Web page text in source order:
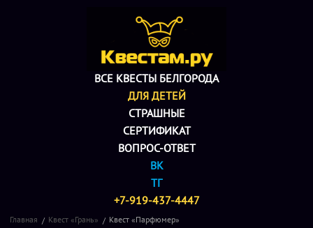
ВСЕ КВЕСТЫ БЕЛГОРОДА
ДЛЯ ДЕТЕЙ
СТРАШНЫЕ
СЕРТИФИКАТ
ВОПРОС-ОТВЕТ
ВК
ТГ
+7-919-437-4447
Главная Квест «Грань» Квест «Парфюмер»